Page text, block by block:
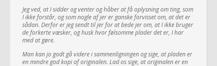
Jeg ved, at I sidder og venter og håber at få oplysning om ting, som
I ikke forstår, og som nogle af jer er ganske forvisset om, at det er
sådan. Derfor er jeg sendt til jer for at bede jer om, at I ikke bruger
de forkerte væsker, og husk hvor følsomme plader det er, I har
med at gøre.
Man kan jo godt gå videre i sammenligningen og sige, at pladen er
en mindre god kopi af originalen. Lad os sige, at originalen er en